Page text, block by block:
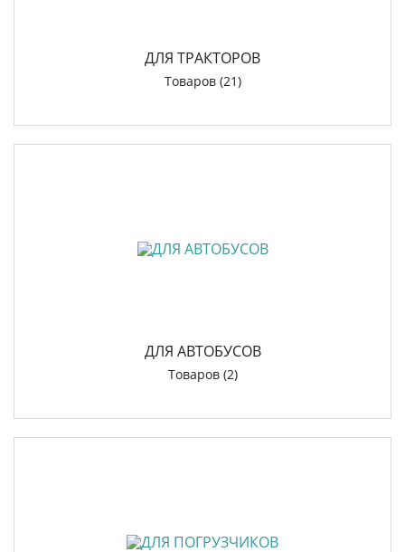
ДЛЯ ТРАКТОРОВ
Товаров (21)
ДЛЯ АВТОБУСОВ
Товаров (2)